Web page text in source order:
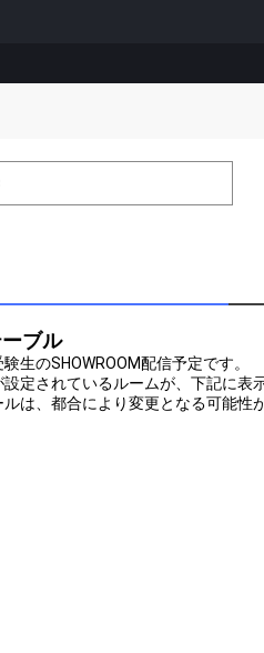
ブル
生のSHOWROOM配信予定です。
定されているルームが、下記に表
は、都合により変更となる可能性